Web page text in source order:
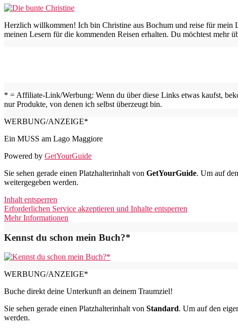
Herzlich willkommen! Ich bin Christine aus Bochum und reise für mein
meinen Lesern für die kommenden Reisen erhalten. Du möchtest mehr
* = Affiliate-Link/Werbung: Wenn du über diese Links etwas kaufst,
nur Produkte, von denen ich selbst überzeugt bin.
WERBUNG/ANZEIGE*
Ein MUSS am Lago Maggiore
Powered by GetYourGuide
Sie sehen gerade einen Platzhalterinhalt von GetYourGuide. Um auf
weitergegeben werden.
Inhalt entsperren
Erforderlichen Service akzeptieren und Inhalte entsperren
Mehr Informationen
Kennst du schon mein Buch?*
WERBUNG/ANZEIGE*
Buche direkt deine Unterkunft an deinem Traumziel!
Sie sehen gerade einen Platzhalterinhalt von Standard. Um auf den
werden.